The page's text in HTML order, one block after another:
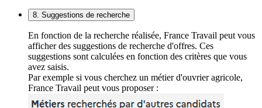
8. Suggestions de recherche
En fonction de la recherche réalisée, France Travail peut vous
afficher des suggestions de recherche d'offres. Ces
suggestions sont calculées en fonction des critères que vous
avez saisis.
Par exemple si vous cherchez un métier d'ouvrier agricole,
France Travail peut vous proposer :